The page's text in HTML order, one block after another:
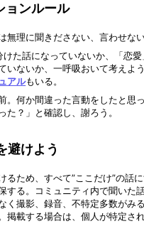
ョンルール
無理に聞きださない、言わせない
けた話になっていないか、「恋
いないか、一呼吸おいて考えよ
アルもいる。
。何か間違った言動をしたと思
た？」と確認し、謝ろう。
避けよう
るため、すべて”ここだけ”の話
する。コミュニティ内で聞いた
く撮影、録音、不特定多数がみ
掲載する場合は、個人が特定さ